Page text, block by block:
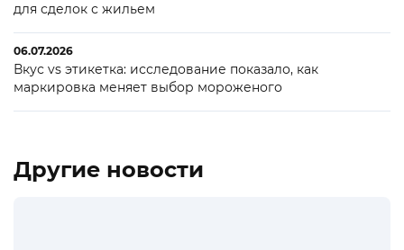
для сделок с жильем
06.07.2026
Вкус vs этикетка: исследование показало, как
маркировка меняет выбор мороженого
Другие новости